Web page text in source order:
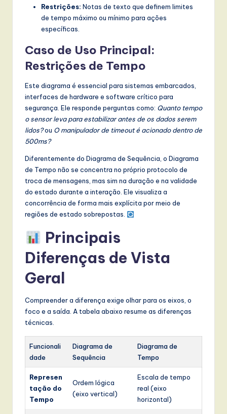
Restrições: Notas de texto que definem limites
de tempo máximo ou mínimo para ações
específicas.
Caso de Uso Principal:
Restrições de Tempo
Este diagrama é essencial para sistemas embarcados,
interfaces de hardware e software crítico para
segurança. Ele responde perguntas como: Quanto tempo
o sensor leva para estabilizar antes de os dados serem
lidos?ou O manipulador de timeout é acionado dentro de
500ms?
Diferentemente do Diagrama de Sequência, o Diagrama
de Tempo não se concentra no próprio protocolo de
troca de mensagens, mas sim na duração e na validade
do estado durante a interação. Ele visualiza a
concorrência de forma mais explícita por meio de
regiões de estado sobrepostas.
Principais
Diferenças de Vista
Geral
Compreender a diferença exige olhar para os eixos, o
foco e a saída. A tabela abaixo resume as diferenças
técnicas.
Funcionali
dade
Diagrama de
Sequência
Diagrama de
Tempo
Represen
tação do
Tempo
Ordem lógica
(eixo vertical)
Escala de tempo
real (eixo
horizontal)